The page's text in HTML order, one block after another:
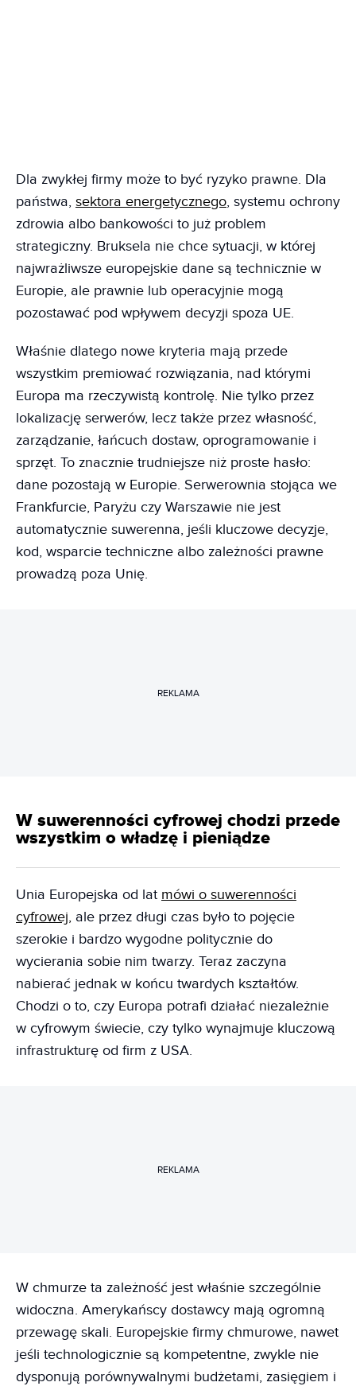
Dla zwykłej firmy może to być ryzyko prawne. Dla
państwa, sektora energetycznego, systemu ochrony
zdrowia albo bankowości to już problem
strategiczny. Bruksela nie chce sytuacji, w której
najwrażliwsze europejskie dane są technicznie w
Europie, ale prawnie lub operacyjnie mogą
pozostawać pod wpływem decyzji spoza UE.
Właśnie dlatego nowe kryteria mają przede
wszystkim premiować rozwiązania, nad którymi
Europa ma rzeczywistą kontrolę. Nie tylko przez
lokalizację serwerów, lecz także przez własność,
zarządzanie, łańcuch dostaw, oprogramowanie i
sprzęt. To znacznie trudniejsze niż proste hasło:
dane pozostają w Europie. Serwerownia stojąca we
Frankfurcie, Paryżu czy Warszawie nie jest
automatycznie suwerenna, jeśli kluczowe decyzje,
kod, wsparcie techniczne albo zależności prawne
prowadzą poza Unię.
REKLAMA
W suwerenności cyfrowej chodzi przede
wszystkim o władzę i pieniądze
Unia Europejska od lat mówi o suwerenności
cyfrowej, ale przez długi czas było to pojęcie
szerokie i bardzo wygodne politycznie do
wycierania sobie nim twarzy. Teraz zaczyna
nabierać jednak w końcu twardych kształtów.
Chodzi o to, czy Europa potrafi działać niezależnie
w cyfrowym świecie, czy tylko wynajmuje kluczową
infrastrukturę od firm z USA.
REKLAMA
W chmurze ta zależność jest właśnie szczególnie
widoczna. Amerykańscy dostawcy mają ogromną
przewagę skali. Europejskie firmy chmurowe, nawet
jeśli technologicznie są kompetentne, zwykle nie
dysponują porównywalnymi budżetami, zasięgiem i